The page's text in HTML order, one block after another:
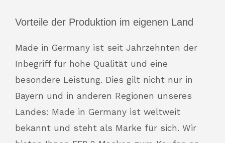
Vorteile der Produktion im eigenen Land
Made in Germany ist seit Jahrzehnten der
Inbegriff für hohe Qualität und eine
besondere Leistung. Dies gilt nicht nur in
Bayern und in anderen Regionen unseres
Landes: Made in Germany ist weltweit
bekannt und steht als Marke für sich. Wir